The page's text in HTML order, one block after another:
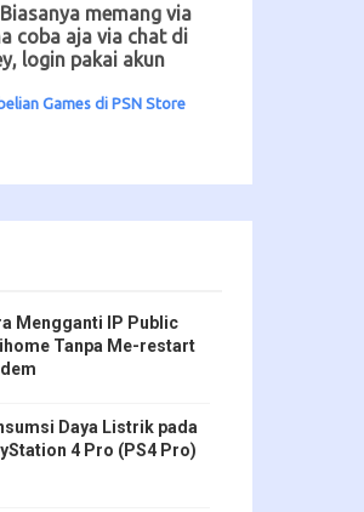
Biasanya memang via
coba aja via chat di
login pakai akun
Games di PSN Store
Mengganti IP Public
Tanpa Me-restart
Daya Listrik pada
4 Pro (PS4 Pro)